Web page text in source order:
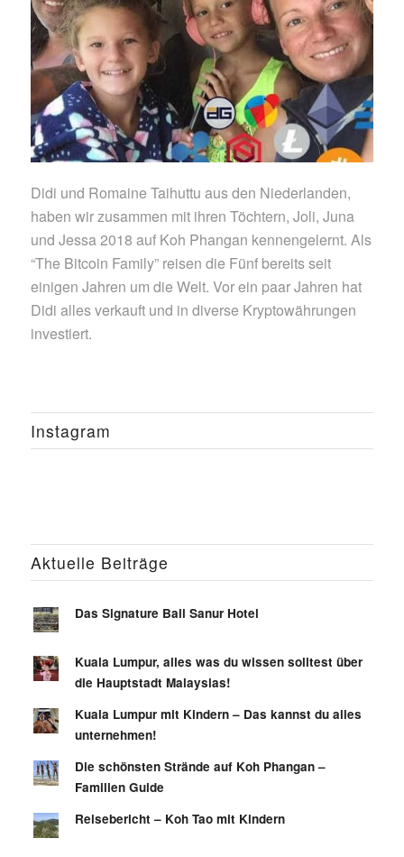
Didi und Romaine Taihuttu aus den Niederlanden,
haben wir zusammen mit ihren Töchtern, Joli, Juna
und Jessa 2018 auf Koh Phangan kennengelernt. Als
“The Bitcoin Family” reisen die Fünf bereits seit
einigen Jahren um die Welt. Vor ein paar Jahren hat
Didi alles verkauft und in diverse Kryptowährungen
investiert.
Instagram
Aktuelle Beiträge
Das Signature Bali Sanur Hotel
Kuala Lumpur, alles was du wissen solltest über
die Hauptstadt Malaysias!
Kuala Lumpur mit Kindern – Das kannst du alles
unternehmen!
Die schönsten Strände auf Koh Phangan –
Familien Guide
Reisebericht – Koh Tao mit Kindern